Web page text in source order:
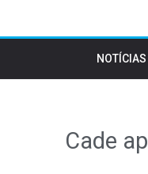
NOTÍCIAS
Cade